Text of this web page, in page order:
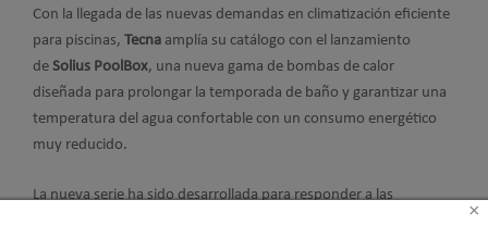
Con la llegada de las nuevas demandas en climatización eficiente
para piscinas, Tecna amplía su catálogo con el lanzamiento
de Solius PoolBox, una nueva gama de bombas de calor
diseñada para prolongar la temporada de baño y garantizar una
temperatura del agua confortable con un consumo energético
muy reducido.
La nueva serie ha sido desarrollada para responder a las
×